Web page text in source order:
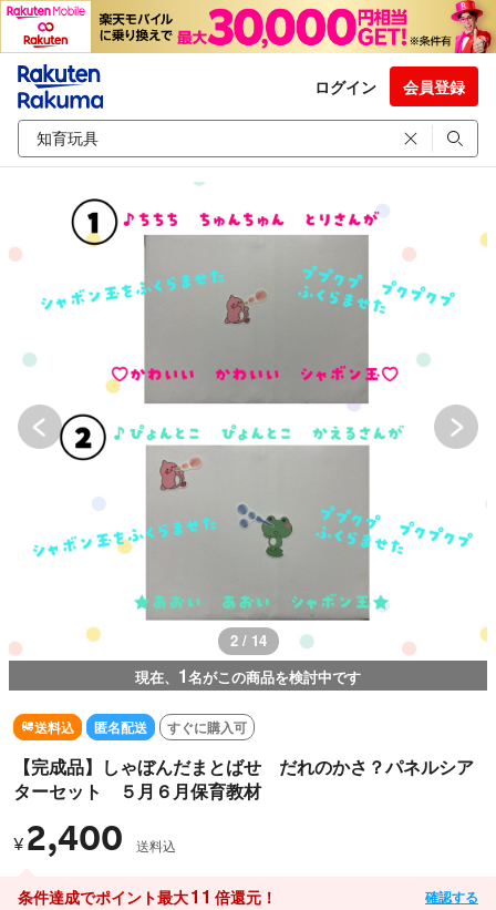
ログイン 会員登録
2 / 14
現在、 1名がこの商品を検討中です
送料込 匿名配送 すぐに購入可
【完成品】しゃぼんだまとばせ だれのかさ？パネルシア
ターセット ５月６月保育教材
¥ 2,400 送料込
条件達成でポイント最大11 倍還元！ 確認する